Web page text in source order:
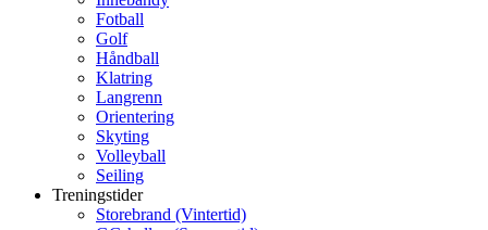
Fotball
Golf
Håndball
Klatring
Langrenn
Orientering
Skyting
Volleyball
Seiling
Treningstider
Storebrand (Vintertid)